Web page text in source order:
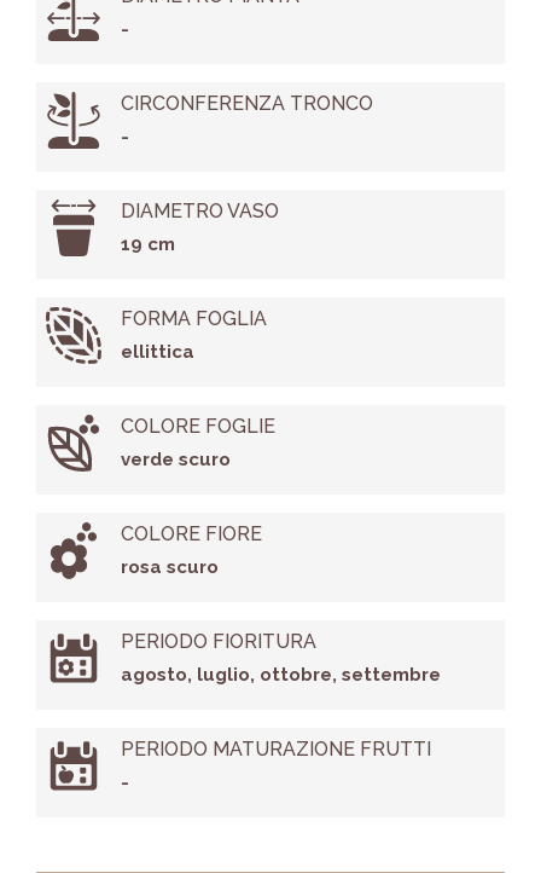
-
CIRCONFERENZA TRONCO
-
DIAMETRO VASO
19 cm
FORMA FOGLIA
ellittica
COLORE FOGLIE
verde scuro
COLORE FIORE
rosa scuro
PERIODO FIORITURA
agosto, luglio, ottobre, settembre
PERIODO MATURAZIONE FRUTTI
-